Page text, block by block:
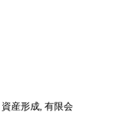
資産形成, 有限会